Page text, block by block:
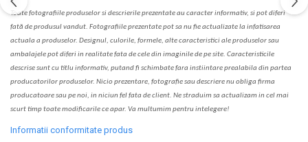
Toate fotografiile produselorsidescrierileprezentate au caracter informativ, si pot diferi
fată de produsul vandut. Fotografiile prezentate pot sa nu fie actualizate la infatisarea
actuala a produselor. Designul, culorile, formele, alte caracteristici ale produselor sau
ambalajele pot diferi in realitate fata de cele din imaginile de pe site. Caracteristicile
descrise sunt cu titlu informativ, putand fi schimbate fara instiintare prealabila din partea
producatorilor produselor. Nicio prezentare, fotografie sau descriere nu obliga firma
producatoare sau pe noi, in niciun fel fata de client. Ne straduim sa actualizam in cel mai
scurt timp toate modificarile ce apar. Va multumim pentru intelegere!
Informatii conformitate produs